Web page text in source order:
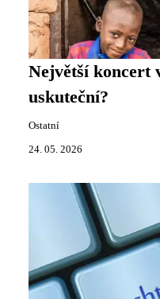
Největší koncert
uskuteční?
Ostatní
24. 05. 2026